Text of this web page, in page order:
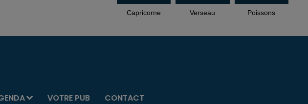
Capricorne Verseau Poissons
VOTRE PUB CONTACT